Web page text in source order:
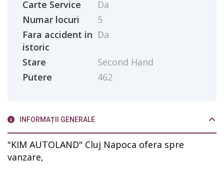
Carte Service
Da
Numar locuri
5
Fara accident in
istoric
Da
Stare
Second Hand
Putere
462
INFORMAȚII GENERALE
"KIM AUTOLAND" Cluj Napoca ofera spre
vanzare,